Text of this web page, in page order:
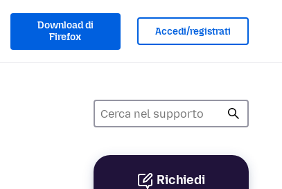
Download di
Firefox
Accedi/registrati
Richiedi